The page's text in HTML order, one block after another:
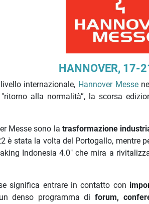
HANNOVER, 17-
internazionale, Hannover Messe
alla normalità”, la scorsa
Messe sono la trasformazione
è stata la volta del Portogallo, mentre
Indonesia 4.0" che mira a
significa entrare in contatto con
denso programma di forum,